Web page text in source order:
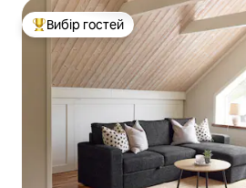
Топ вибір гостей
Вибір гостей